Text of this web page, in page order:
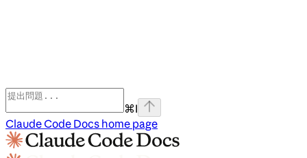
⌘I
Claude Code Docs home page